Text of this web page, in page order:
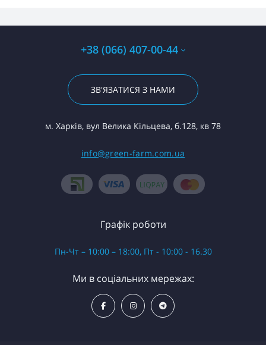
+38 (066) 407-00-44
ЗВ'ЯЗАТИСЯ З НАМИ
м. Харків, вул Велика Кільцева, б.128, кв 78
info@green-farm.com.ua
Графік роботи
Пн-Чт – 10:00 – 18:00, Пт - 10:00 - 16.30
Ми в соціальних мережах: